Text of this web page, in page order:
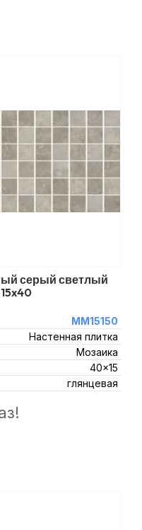
серый светлый
MM15150
Настенная плитка
Мозаика
40x15
глянцевая